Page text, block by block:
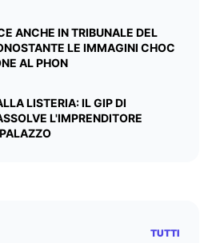
ANCHE IN TRIBUNALE DEL
LE IMMAGINI CHOC
AL PHON
LISTERIA: IL GIP DI
L'IMPRENDITORE
TUTTI